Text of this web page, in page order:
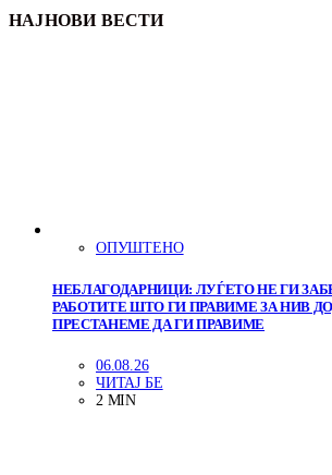
НАЈНОВИ ВЕСТИ
ОПУШТЕНО
НЕБЛАГОДАРНИЦИ: ЛУЃЕТО НЕ ГИ
РАБОТИТЕ ШТО ГИ ПРАВИМЕ ЗА НИВ
ПРЕСТАНЕМЕ ДА ГИ ПРАВИМЕ
06.08.26
ЧИТАЈ БЕ
2 MIN